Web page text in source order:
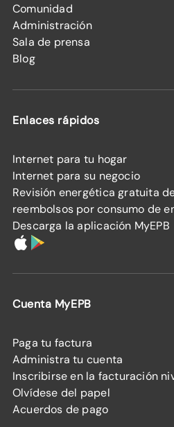
Comunidad
Administración
Sala de prensa
Blog
Enlaces rápidos
Internet para tu hogar
Internet para su negocio
Revisión energética gratuita
reembolsos por consumo de
Descarga la aplicación MyEPB
Cuenta MyEPB
Paga tu factura
Administra tu cuenta
Inscribirse en la facturación
Olvídese del papel
Acuerdos de pago